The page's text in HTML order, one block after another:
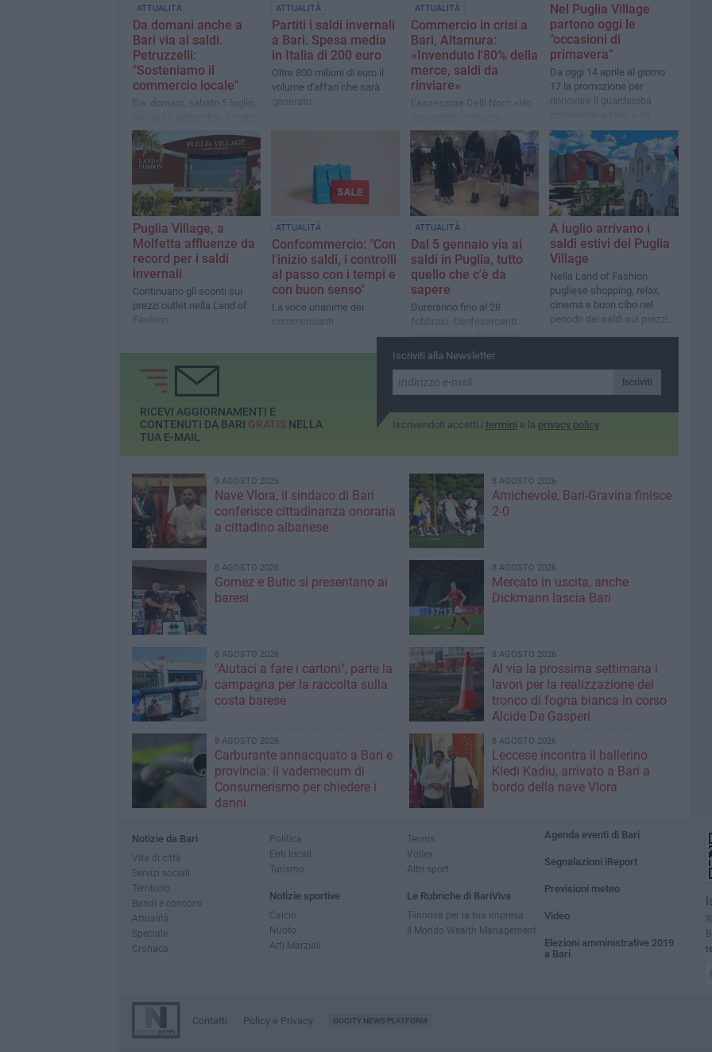
ATTUALITÀ
Da domani anche a
Bari via ai saldi.
Petruzzelli:
"Sosteniamo il
commercio locale"
Da domani, sabato 5 luglio,
la regione Puglia
prenderanno il via i saldi
estivi
ATTUALITÀ
Partiti i saldi invernali
a Bari. Spesa media
in Italia di 200 euro
Oltre 800 milioni di euro il
volume d'affari che sarà
generato
ATTUALITÀ
Commercio in crisi a
Bari, Altamura:
«Invenduto l'80% della
merce, saldi da
rinviare»
L'assessore Delli Noci: «Ho
ufficiale in Conferenza delle
Regioni e delle Province
autonome»
Nel Puglia Village
partono oggi le
"occasioni di
primavera"
Da oggi 14 aprile al giorno
17 la promozione per
rinnovare il guardaroba
cogliere al volo
Puglia Village, a
Molfetta affluenze da
record per i saldi
invernali
Continuano gli sconti sui
prezzi outlet nella Land of
Fashion
ATTUALITÀ
Confcommercio: "Con
l'inizio saldi, i controlli
al passo con i tempi e
con buon senso"
La voce unanime dei
commercianti
ATTUALITÀ
Dal 5 gennaio via ai
saldi in Puglia, tutto
quello che c'è da
sapere
Dureranno fino al 28
febbraio. Confesercenti:
"Acquistare nella propria
città"
A luglio arrivano i
saldi estivi del Puglia
Village
Nella Land of Fashion
pugliese shopping, relax,
cinema e buon cibo nel
periodo dei saldi sui prezzi
Iscriviti alla Newsletter
Iscriviti
Iscrivendoti accetti i termini e la privacy policy
RICEVI AGGIORNAMENTI E
CONTENUTI DA BARI GRATISNELLA
TUA E-MAIL
9 AGOSTO 2026
Nave Vlora, il sindaco di Bari
conferisce cittadinanza onoraria
a cittadino albanese
8 AGOSTO 2026
Amichevole, Bari-Gravina finisce
2-0
8 AGOSTO 2026
Gomez e Butic si presentano ai
baresi
8 AGOSTO 2026
Mercato in uscita, anche
Dickmann lascia Bari
8 AGOSTO 2026
"Aiutaci a fare i cartoni", parte la
campagna per la raccolta sulla
costa barese
8 AGOSTO 2026
Al via la prossima settimana i
lavori per la realizzazione del
tronco di fogna bianca in corso
Alcide De Gasperi
8 AGOSTO 2026
Carburante annacquato a Bari e
provincia: il vademecum di
Consumerismo per chiedere i
danni
8 AGOSTO 2026
Leccese incontra il ballerino
Kledi Kadiu, arrivato a Bari a
bordo della nave Vlora
Notizie da Bari
Vita di città
Servizi sociali
Territorio
Bandi e concorsi
Attualità
Speciale
Cronaca
Politica
Enti locali
Turismo
Notizie sportive
Calcio
Nuoto
Arti Marziali
Tennis
Volley
Altri sport
Le Rubriche di BariViva
T-innova per la tua impresa
Il Mondo Wealth Management
Agenda eventi di Bari
Segnalazioni iReport
Previsioni meteo
Video
Elezioni amministrative 2019
a Bari
Contatti Policy e Privacy GOCITY NEWS PLATFORM